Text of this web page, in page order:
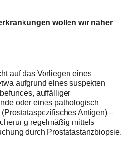
wollen wir näher
auf das Vorliegen eines
aufgrund eines suspekten
auffälliger
oder eines pathologisch
Antigen) –
regelmäßig mittels
durch Prostatastanzbiopsie.